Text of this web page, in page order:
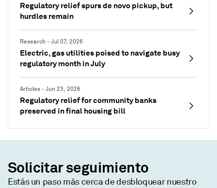
Regulatory relief spurs de novo pickup, but
hurdles remain
Research - Jul 07, 2026
Electric, gas utilities poised to navigate busy
regulatory month in July
Articles - Jun 23, 2026
Regulatory relief for community banks
preserved in final housing bill
Solicitar seguimiento
Estás un paso más cerca de desbloquear nuestro